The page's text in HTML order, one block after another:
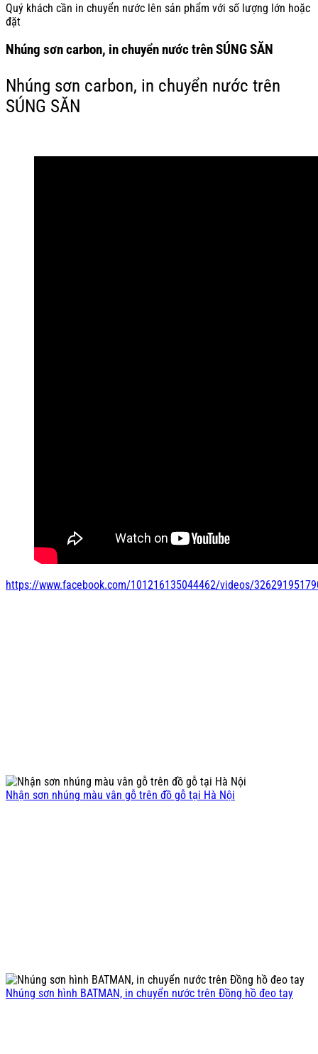
Quý khách cần in chuyển nước lên sản phẩm với số lượng lớn hoặc
đặt
Nhúng sơn carbon, in chuyển nước trên SÚNG SĂN
Nhúng sơn carbon, in chuyển nước trên
SÚNG SĂN
https://www.facebook.com/101216135044462/videos/
Nhận sơn nhúng màu vân gỗ trên đồ gỗ tại Hà Nội
Nhúng sơn hình BATMAN, in chuyển nước trên Đồng hồ đeo tay